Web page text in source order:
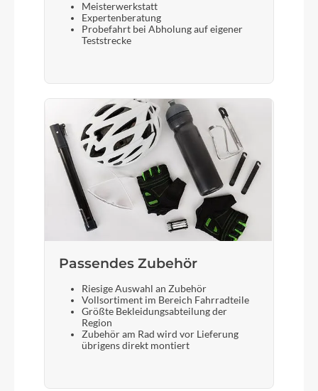
Meisterwerkstatt
Expertenberatung
Probefahrt bei Abholung auf eigener
Teststrecke
Passendes Zubehör
Riesige Auswahl an Zubehör
Vollsortiment im Bereich Fahrradteile
Größte Bekleidungsabteilung der
Region
Zubehör am Rad wird vor Lieferung
übrigens direkt montiert